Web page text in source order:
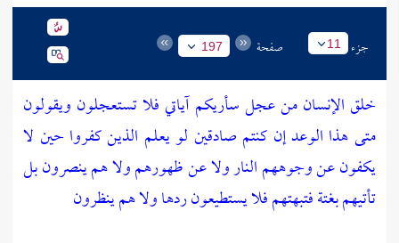
جزء 11 صفحة 197
خلق الإنسان من عجل سأريكم آياتي فلا تستعجلون ويقولون
متى هذا الوعد إن كنتم صادقين لو يعلم الذين كفروا حين لا
يكفون عن وجوههم النار ولا عن ظهورهم ولا هم ينصرون بل
تأتيهم بغتة فتبهتهم فلا يستطيعون ردها ولا هم ينظرون